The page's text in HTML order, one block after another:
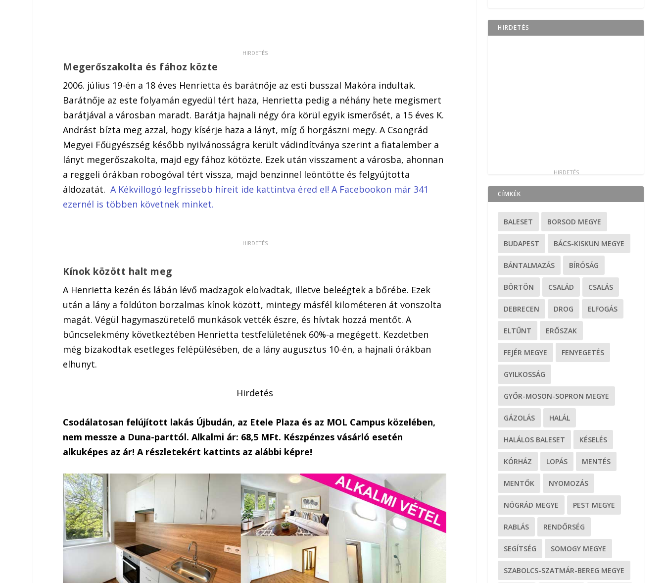
Megerőszakolta és fához közte
2006. július 19-én a 18 éves Henrietta és barátnője az esti busszal Makóra indultak.
Barátnője az este folyamán egyedül tért haza, Henrietta pedig a néhány hete megismert
barátjával a városban maradt. Barátja hajnali négy óra körül egyik ismerősét, a 15 éves K.
Andrást bízta meg azzal, hogy kísérje haza a lányt, míg ő horgászni megy. A Csongrád
Megyei Főügyészség később nyilvánosságra került vádindítványa szerint a fiatalember a
lányt megerőszakolta, majd egy fához kötözte. Ezek után visszament a városba, ahonnan
a reggeli órákban robogóval tért vissza, majd benzinnel leöntötte és felgyújtotta
áldozatát.A Kékvillogó legfrissebb híreit ide kattintva éred el! A Facebookon már 341
ezernél is többen követnek minket.
Kínok között halt meg
A Henrietta kezén és lábán lévő madzagok elolvadtak, illetve beleégtek a bőrébe. Ezek
után a lány a földúton borzalmas kínok között, mintegy másfél kilométeren át vonszolta
magát. Végül hagymaszüretelő munkások vették észre, és hívtak hozzá mentőt. A
bűncselekmény következtében Henrietta testfelületének 60%-a megégett. Kezdetben
még bizakodtak esetleges felépülésében, de a lány augusztus 10-én, a hajnali órákban
elhunyt.
Hirdetés
Csodálatosan felújított lakás Újbudán, az Etele Plaza és az MOL Campus közelében,
nem messze a Duna-parttól. Alkalmi ár: 68,5 MFt. Készpénzes vásárló esetén
alkuképes az ár! A részletekért kattints az alábbi képre!
HIRDETÉS
CÍMKÉK
BALESET BORSOD MEGYE
BUDAPEST BÁCS-KISKUN MEGYE
BÁNTALMAZÁS BÍRÓSÁG
BÖRTÖN CSALÁD CSALÁS
DEBRECEN DROG ELFOGÁS
ELTŰNT ERŐSZAK
FEJÉR MEGYE FENYEGETÉS
GYILKOSSÁG
GYŐR-MOSON-SOPRON MEGYE
GÁZOLÁS HALÁL
HALÁLOS BALESET KÉSELÉS
KÓRHÁZ LOPÁS MENTÉS
MENTŐK NYOMOZÁS
NÓGRÁD MEGYE PEST MEGYE
RABLÁS RENDŐRSÉG
SEGÍTSÉG SOMOGY MEGYE
SZABOLCS-SZATMÁR-BEREG MEGYE